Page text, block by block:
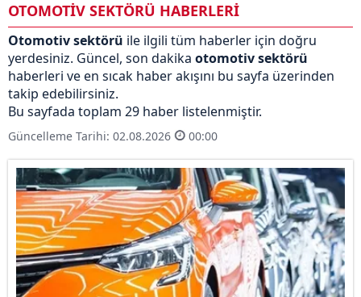
OTOMOTİV SEKTÖRÜ HABERLERİ
Otomotiv sektörü ile ilgili tüm haberler için doğru
yerdesiniz. Güncel, son dakika otomotiv sektörü
haberleri ve en sıcak haber akışını bu sayfa üzerinden
takip edebilirsiniz.
Bu sayfada toplam 29 haber listelenmiştir.
Güncelleme Tarihi: 02.08.2026 00:00